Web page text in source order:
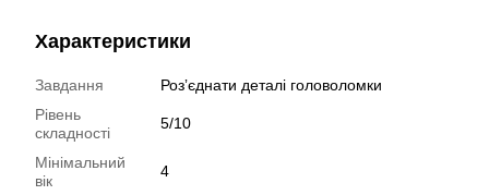
Характеристики
Завдання
Розʼєднати деталі головоломки
Рівень
складності
5/10
Мінімальний
вік
4